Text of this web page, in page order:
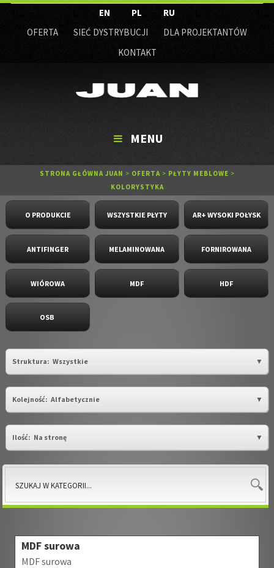
EN PL
RU
OFERTA
SIEĆ DYSTRYBUCJI
DLA PROJEKTANTÓW
KONTAKT
MENU
STRONA GŁÓWNA JUAN > OFERTA > PŁYTY MEBLOWE >
KOLORYSTYKA
O PRODUKCIE WSZYSTKIE PŁYTY AR+ WYSOKI POŁYSK
ANTIFINGER MELAMINOWANA FORNIROWANA
WIÓROWA MDF HDF
OSB
Struktura: Wszystkie
Kolejność: Alfabetycznie
Ilość: Na stronę
MDF surowa
MDF surowa